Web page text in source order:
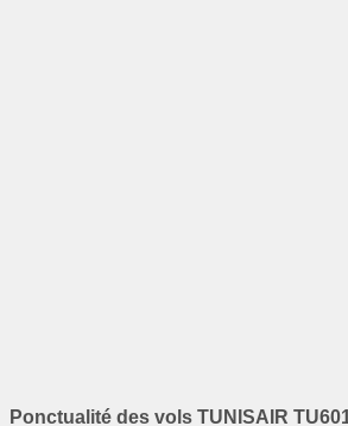
Ponctualité des vols TUNISAIR